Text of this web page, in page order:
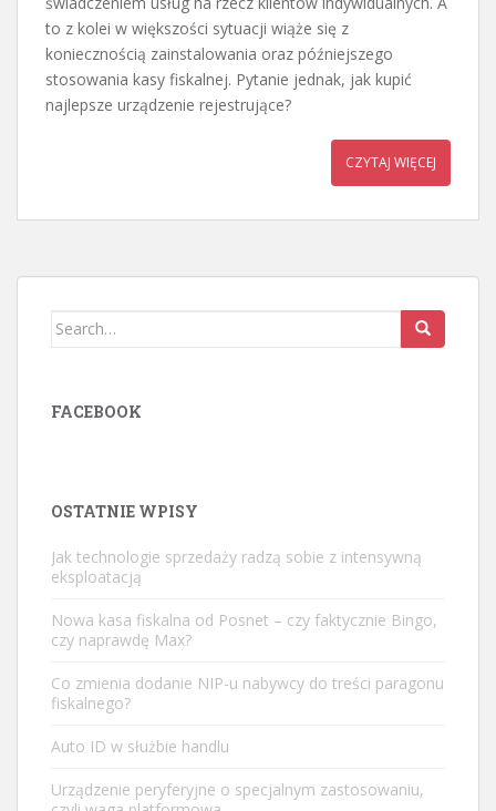
to z kolei w większości sytuacji wiąże się z
koniecznością zainstalowania oraz późniejszego
stosowania kasy fiskalnej. Pytanie jednak, jak kupić
najlepsze urządzenie rejestrujące?
CZYTAJ WIĘCEJ
Search
FACEBOOK
OSTATNIE WPISY
Jak technologie sprzedaży radzą sobie z intensywną
eksploatacją
Nowa kasa fiskalna od Posnet – czy faktycznie Bingo,
czy naprawdę Max?
Co zmienia dodanie NIP-u nabywcy do treści paragonu
fiskalnego?
Auto ID w służbie handlu
Urządzenie peryferyjne o specjalnym zastosowaniu,